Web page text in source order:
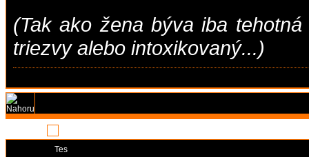
(Tak ako žena býva iba
triezvy alebo intoxikovaný...)
Tes